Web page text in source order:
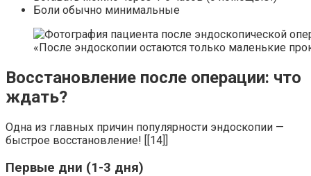
Боли обычно минимальные
«После эндоскопии остаются только маленькие
Восстановление после операции: что
ждать?
Одна из главных причин популярности эндоскопии —
быстрое восстановление! [[14]]
Первые дни (1-3 дня)